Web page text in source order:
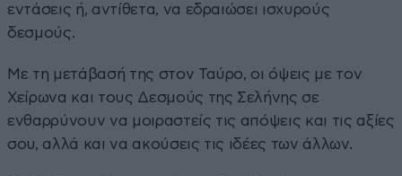
εντάσεις ή, αντίθετα, να εδραιώσει ισχυρούς
δεσμούς.
Με τη μετάβασή της στον Ταύρο, οι όψεις με τον
Χείρωνα και τους Δεσμούς της Σελήνης σε
ενθαρρύνουν να μοιραστείς τις απόψεις και τις αξίες
σου, αλλά και να ακούσεις τις ιδέες των άλλων.